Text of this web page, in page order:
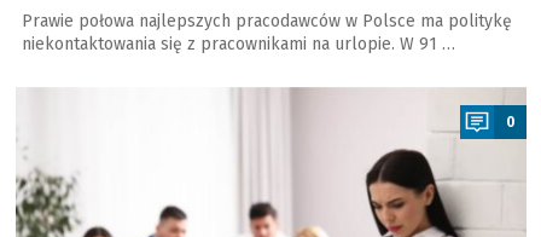
Prawie połowa najlepszych pracodawców w Polsce ma politykę
niekontaktowania się z pracownikami na urlopie. W 91 …
0